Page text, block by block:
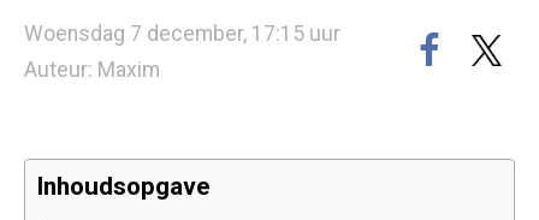
Woensdag 7 december, 17:15 uur
Auteur: Maxim
Inhoudsopgave